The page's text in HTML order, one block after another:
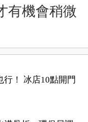
有機會稍微
行！ 冰店10點開門